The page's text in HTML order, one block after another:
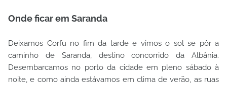
Onde ficar em Saranda
Deixamos Corfu no fim da tarde e vimos o sol se pôr a
caminho de Saranda, destino concorrido da Albânia.
Desembarcamos no porto da cidade em pleno sábado à
noite, e como ainda estávamos em clima de verão, as ruas